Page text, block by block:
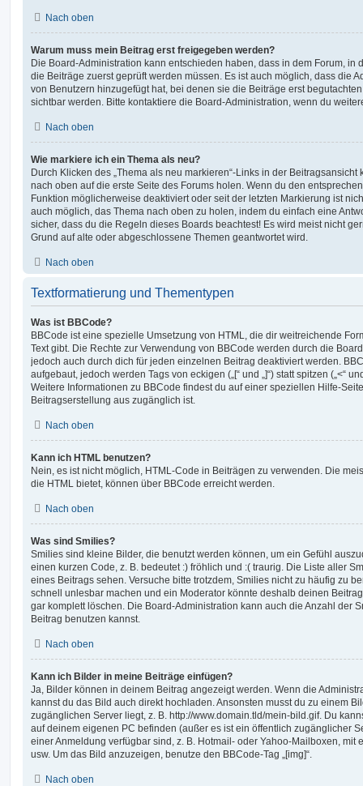
Nach oben
Warum muss mein Beitrag erst freigegeben werden?
Die Board-Administration kann entschieden haben, dass in dem Forum, in
die Beiträge zuerst geprüft werden müssen. Es ist auch möglich, dass die
von Benutzern hinzugefügt hat, bei denen sie die Beiträge erst
sichtbar werden. Bitte kontaktiere die Board-Administration, wenn du
Nach oben
Wie markiere ich ein Thema als neu?
Durch Klicken des „Thema als neu markieren“-Links in der
nach oben auf die erste Seite des Forums holen. Wenn du den
Funktion möglicherweise deaktiviert oder seit der letzten Markierung ist
auch möglich, das Thema nach oben zu holen, indem du einfach eine
sicher, dass du die Regeln dieses Boards beachtest! Es wird meist nicht
Grund auf alte oder abgeschlossene Themen geantwortet wird.
Nach oben
Textformatierung und Thementypen
Was ist BBCode?
BBCode ist eine spezielle Umsetzung von HTML, die dir weitreichende
Text gibt. Die Rechte zur Verwendung von BBCode werden durch die
jedoch auch durch dich für jeden einzelnen Beitrag deaktiviert werden.
aufgebaut, jedoch werden Tags von eckigen („[“ und „]“) statt spitzen („<“
Weitere Informationen zu BBCode findest du auf einer speziellen Hilfe-
Beitragserstellung aus zugänglich ist.
Nach oben
Kann ich HTML benutzen?
Nein, es ist nicht möglich, HTML-Code in Beiträgen zu verwenden. Die
die HTML bietet, können über BBCode erreicht werden.
Nach oben
Was sind Smilies?
Smilies sind kleine Bilder, die benutzt werden können, um ein Gefühl
einen kurzen Code, z. B. bedeutet :) fröhlich und :( traurig. Die Liste aller
eines Beitrags sehen. Versuche bitte trotzdem, Smilies nicht zu häufig zu
schnell unlesbar machen und ein Moderator könnte deshalb deinen
gar komplett löschen. Die Board-Administration kann auch die Anzahl der
Beitrag benutzen kannst.
Nach oben
Kann ich Bilder in meine Beiträge einfügen?
Ja, Bilder können in deinem Beitrag angezeigt werden. Wenn die
kannst du das Bild auch direkt hochladen. Ansonsten musst du zu einem
zugänglichen Server liegt, z. B. http://www.domain.tld/mein-bild.gif. Du
auf deinem eigenen PC befinden (außer es ist ein öffentlich zugänglicher
einer Anmeldung verfügbar sind, z. B. Hotmail- oder Yahoo-Mailboxen, mit
usw. Um das Bild anzuzeigen, benutze den BBCode-Tag „[img]“.
Nach oben